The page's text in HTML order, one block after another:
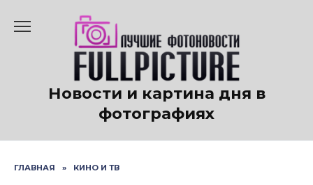
содержанию
Новости и картина дня в
фотографиях
ГЛАВНАЯ » КИНО И ТВ